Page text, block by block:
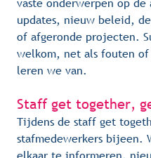
updates, nieuw beleid,
of afgeronde projecten.
welkom, net als fouten of
leren we van.
Staff get together,
Tijdens de staff get
stafmedewerkers bijeen.